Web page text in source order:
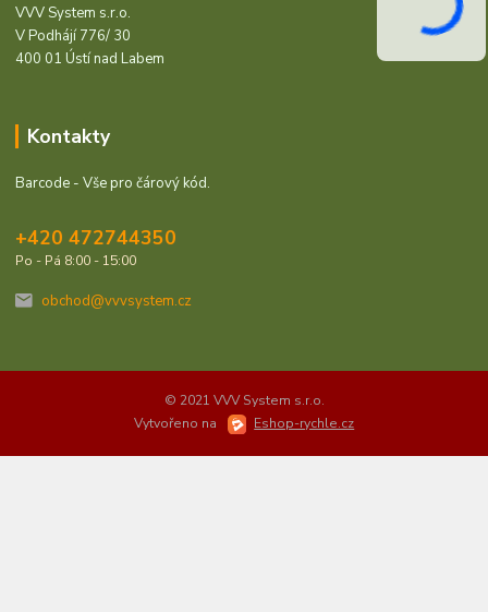
VVV System s.r.o.
V Podhájí 776/ 30
400 01 Ústí nad Labem
Kontakty
Barcode - Vše pro čárový kód.
+420 472744350
Po - Pá 8:00 - 15:00
obchod@vvvsystem.cz
© 2021 VVV System s.r.o.
Vytvořeno na
Eshop-rychle.cz